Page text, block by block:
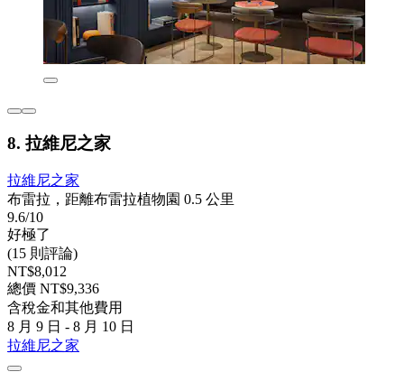
8. 拉維尼之家
拉維尼之家
布雷拉，距離布雷拉植物園 0.5 公里
9.6/10
好極了
(15 則評論)
NT$8,012
總價 NT$9,336
含稅金和其他費用
8 月 9 日 - 8 月 10 日
拉維尼之家